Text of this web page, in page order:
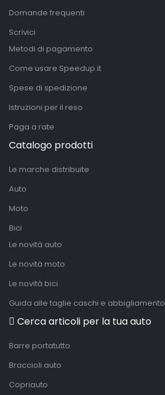
Domande frequenti
Scrivici
Metodi di pagamento
Come usare Speedup.it
Spese di spedizione
Istruzioni per il reso
Paga a rate
Catalogo prodotti
Le marche distribuite
Auto
Moto
Bici
Le novità auto
Le novità moto
Le novità bici
Guida alle taglie caschi e abbigliamento
Cerca articoli per la tua auto
Barre portatutto
Braccioli auto
Copriauto